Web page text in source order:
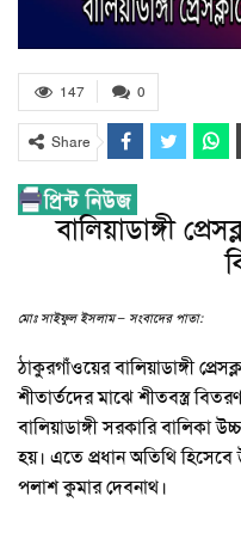
0
147
Share
বালিয়াডাঙ্গী
মোঃ সাইফুল ইসলাম – সংবাদের পাতা:
ঠাকুরগাঁওয়ের বালিয়াডাঙ্গী
শীতার্তদের মাঝে শীতবস্ত্র
বালিয়াডাঙ্গী সরকারি বালিকা
হয়। এতে প্রধান অতিথি হিসেবে
পলাশ কুমার দেবনাথ।